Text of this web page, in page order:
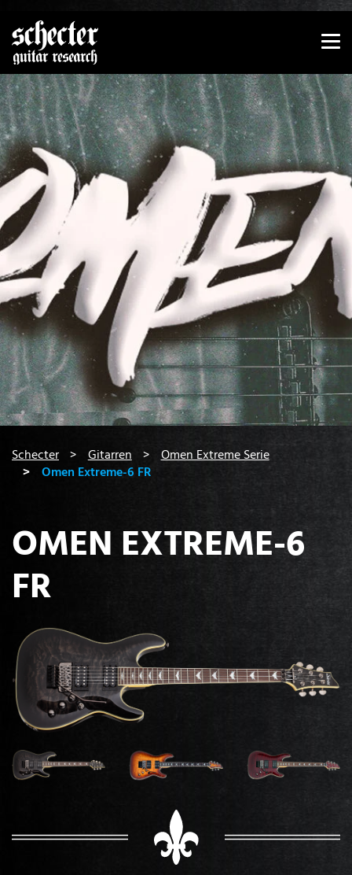
Zeige besser passende Version dieser Seite
Diese Meldung nicht mehr anzeigen
Schecter Gitarren
Omen Extreme Serie
Omen Extreme-6 FR
OMEN EXTREME-6
FR